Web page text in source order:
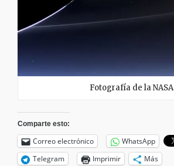
Fotografía de la NASA
Comparte esto:
Correo electrónico
WhatsApp
Telegram
Imprimir Más